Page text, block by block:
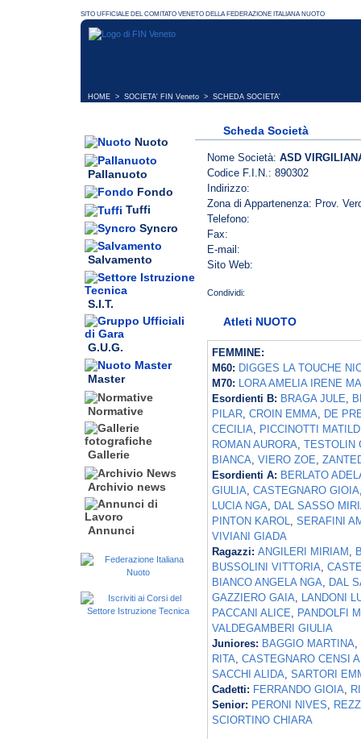
HOME > SOCIETA' FIN Veneto > SCHEDA SOCIETA'
Nuoto
Pallanuoto
Fondo
Tuffi
Syncro
Salvamento
S.I.T.
G.U.G.
Master
Normative
Gallerie
Archivio news
Annunci
Scheda Società
Nome Società: ASD
Codice F.I.N.: 890302
Indirizzo:
Zona di Appartenenza: Prov.
Telefono:
Fax:
E-mail:
Sito Web:
Atleti NUOTO
FEMMINE:
M60: DIGGES LA TOUCHE
M70: LORA AMELIA IRENE
Esordienti B: BRAGA JULE,
PILAR, CROIN EMMA, DE
CECILIA, PICCINOTTI
ROMAN AURORA, TESTOLIN
BIANCA, VIERO ZOE,
Esordienti A: BERLATO
GIULIA, CASTEGNARO GIOIA
LUCIA NGA, DAL SASSO
PINTON KAROL, SERAFINI
VIVIANI GIADA
Ragazzi: ANGILERI MIRIAM ,
BUSSOLINI VITTORIA,
BIANCO ANGELA NGA, DAL
GAZZIERO GAIA, LANDONI
PACCANI ALICE, PANDOLFI
VALDEGAMBERI GIULIA
Juniores: BAGGIO MARTINA,
RITA, CASTEGNARO CENSI
SACCHI ALIDA, SARTORI
Cadetti: FERRANDO GIOIA,
Senior: PERONI NIVES,
SCIORTINO CHIARA